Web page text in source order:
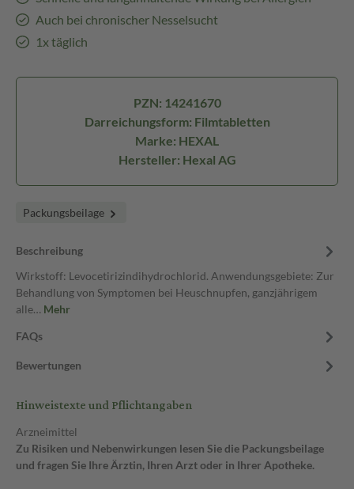
Auch bei chronischer Nesselsucht
1x täglich
PZN: 14241670
Darreichungsform: Filmtabletten
Marke: HEXAL
Hersteller: Hexal AG
Packungsbeilage
Beschreibung
Wirkstoff: Levocetirizindihydrochlorid. Anwendungsgebiete: Zur
Behandlung von Symptomen bei Heuschnupfen, ganzjährigem
alle… Mehr
FAQs
Bewertungen
Hinweistexte und Pflichtangaben
Arzneimittel
Zu Risiken und Nebenwirkungen lesen Sie die Packungsbeilage
und fragen Sie Ihre Ärztin, Ihren Arzt oder in Ihrer Apotheke.